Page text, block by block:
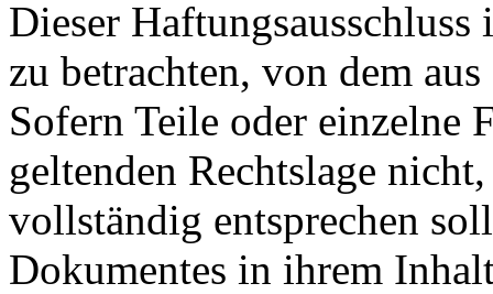
Dieser Haftungsausschluss
zu betrachten, von dem
Sofern Teile oder einzelne
geltenden Rechtslage
vollständig entsprechen
Dokumentes in ihrem